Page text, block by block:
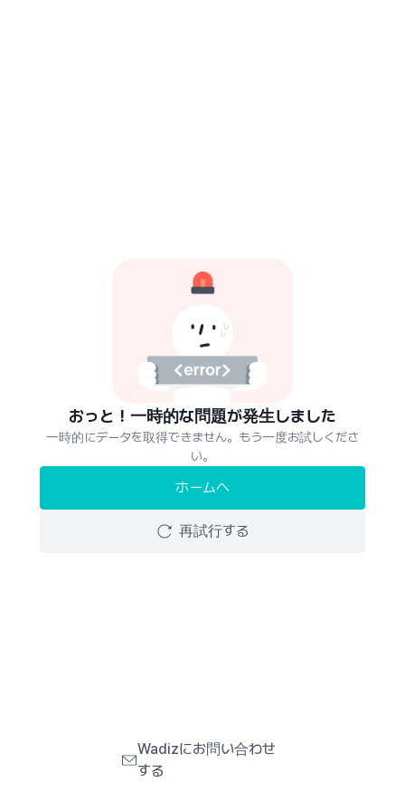
おっと！一時的な問題が発生しました
一時的にデータを取得できません。もう一度お試しくださ
い。
ホームへ
再試行する
Wadizにお問い合わせ
する